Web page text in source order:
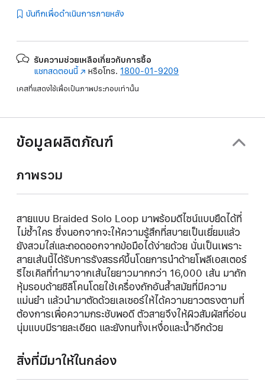
บันทึกเพื่อดำเนินการภายหลัง
รับความช่วยเหลือเกี่ยวกับการซื้อ
แชทสดตอนนี้(เปิด
หน้าต่าง
หรือโทร. 1800-01-9209
เคสที่แสดงใช้เพื่อเป็นภาพประกอบเท่านั้น
ข้อมูลผลิตภัณฑ์
ภาพรวม
สายแบบ Braided Solo Loop มาพร้อมดีไซน์แบบยืดได้ที่
ไม่ซ้ำใคร ซึ่งนอกจากจะให้ความรู้สึกที่สบายเป็นเยี่ยมแล้ว
ยังสวมใส่และถอดออกจากข้อมือได้ง่ายด้วย นั่นเป็นเพราะ
สายเส้นนี้ได้รับการรังสรรค์ขึ้นโดยการนำด้ายโพลีเอสเตอร์
รีไซเคิลที่ทำมาจากเส้นใยยาวมากกว่า 16,000 เส้น มาถัก
หุ้มรอบด้ายซิลิโคนโดยใช้เครื่องถักอันล้ำสมัยที่มีความ
แม่นยำ แล้วนำมาตัดด้วยเลเซอร์ให้ได้ความยาวตรงตามที่
ต้องการเพื่อความกระชับพอดี ตัวสายจึงให้ผิวสัมผัสที่อ่อน
นุ่มแบบมีรายละเอียด และยังทนทั้งเหงื่อและน้ำอีกด้วย
สิ่งที่มีมาให้ในกล่อง